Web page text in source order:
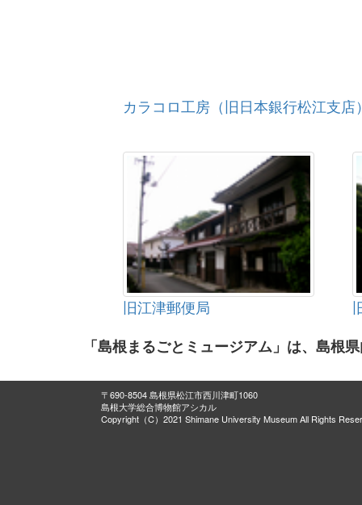
カラコロ工房（旧日本銀行松江支店
旧江津郵便局
「島根まるごとミュージアム」は、島根
〒690-8504 島根県松江市西川津町1060
島根大学総合博物館アシカル
Copyright（C）2021 Shimane University Museum All Rights